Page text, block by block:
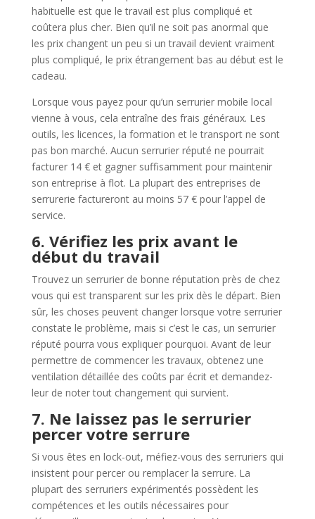
habituelle est que le travail est plus compliqué et
coûtera plus cher. Bien qu’il ne soit pas anormal que
les prix changent un peu si un travail devient vraiment
plus compliqué, le prix étrangement bas au début est le
cadeau.
Lorsque vous payez pour qu’un serrurier mobile local
vienne à vous, cela entraîne des frais généraux. Les
outils, les licences, la formation et le transport ne sont
pas bon marché. Aucun serrurier réputé ne pourrait
facturer 14 € et gagner suffisamment pour maintenir
son entreprise à flot. La plupart des entreprises de
serrurerie factureront au moins 57 € pour l’appel de
service.
6. Vérifiez les prix avant le
début du travail
Trouvez un serrurier de bonne réputation près de chez
vous qui est transparent sur les prix dès le départ. Bien
sûr, les choses peuvent changer lorsque votre serrurier
constate le problème, mais si c’est le cas, un serrurier
réputé pourra vous expliquer pourquoi. Avant de leur
permettre de commencer les travaux, obtenez une
ventilation détaillée des coûts par écrit et demandez-
leur de noter tout changement qui survient.
7. Ne laissez pas le serrurier
percer votre serrure
Si vous êtes en lock-out, méfiez-vous des serruriers qui
insistent pour percer ou remplacer la serrure. La
plupart des serruriers expérimentés possèdent les
compétences et les outils nécessaires pour